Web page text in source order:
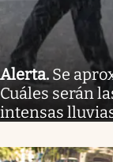
Alerta. Se
Cuáles serán
intensas